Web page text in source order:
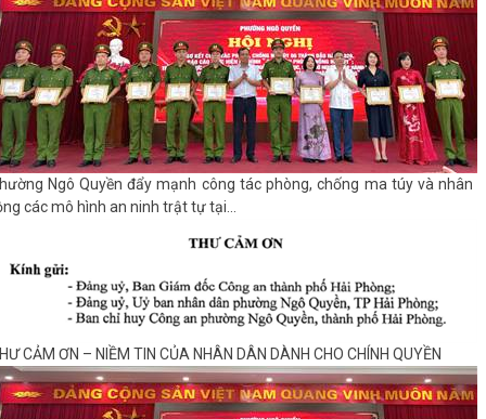
Ngô Quyền đẩy mạnh công tác phòng, chống ma túy và nhân
các mô hình an ninh trật tự tại...
CẢM ƠN – NIỀM TIN CỦA NHÂN DÂN DÀNH CHO CHÍNH QUYỀN